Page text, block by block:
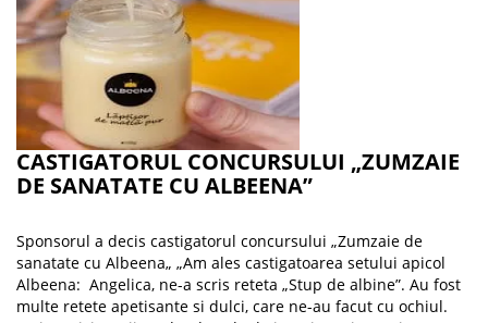
CASTIGATORUL CONCURSULUI „ZUMZAIE
DE SANATATE CU ALBEENA”
Sponsorul a decis castigatorul concursului „Zumzaie de
sanatate cu Albeena„ „Am ales castigatoarea setului apicol
Albeena: Angelica, ne-a scris reteta „Stup de albine”. Au fost
multe retete apetisante si dulci, care ne-au facut cu ochiul.